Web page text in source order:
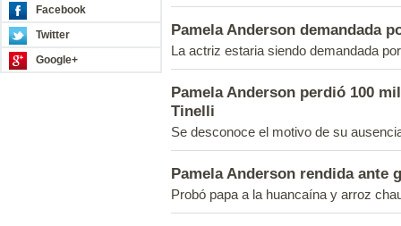
Facebook
Twitter
Google+
Pamela Anderson demandada
La actriz estaria siendo demandada
Pamela Anderson perdió 100
Tinelli
Se desconoce el motivo de su
Pamela Anderson rendida ante
Probó papa a la huancaína y arroz